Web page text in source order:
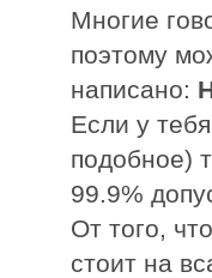
Многие
поэтому
написано:
Если у
подобное)
99.9%
От того,
стоит на